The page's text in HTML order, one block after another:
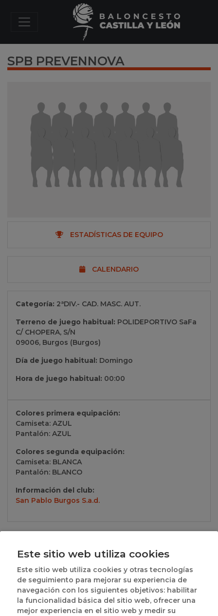
SPB PREVENNOVA
ESTADÍSTICAS DE EQUIPO
CALENDARIO
Categoría: 2ªDIV.- CAD. MASC. AUT.
Terreno de juego habitual: POLIDEPORTIVO SaFa
C/ CHOPERA, S/N
09006, Burgos (Burgos)
Día de juego habitual: Domingo
Hora de juego habitual: 00:00
Colores primera equipación:
Camiseta: AZUL
Pantalón: AZUL
Colores segunda equipación:
Camiseta: BLANCA
Pantalón: BLANCO
Información del club:
San Pablo Burgos S.a.d.
resultados
· 1ª FASE - LIGA REGULAR (CADETE MASCULINO) -
GRUPO A:Ver resultados
Este sitio web utiliza cookies
Este sitio web utiliza cookies y otras tecnologías
de seguimiento para mejorar su experiencia de
navegación con los siguientes objetivos: habilitar
la funcionalidad básica del sitio web, ofrecer una
mejor experiencia en el sitio web y medir su